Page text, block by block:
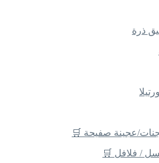
ذرة
عجينة صفيحة 🛒
/ فلافل 🛒